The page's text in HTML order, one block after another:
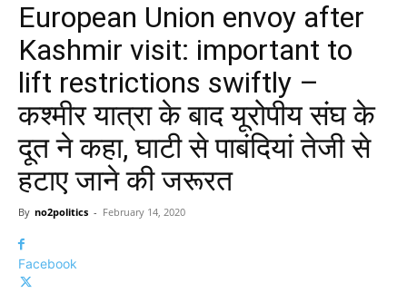
European Union envoy after
Kashmir visit: important to
lift restrictions swiftly –
कश्मीर यात्रा के बाद यूरोपीय संघ के
दूत ने कहा, घाटी से पाबंदियां तेजी से
हटाए जाने की जरूरत
By no2politics - February 14, 2020
Facebook